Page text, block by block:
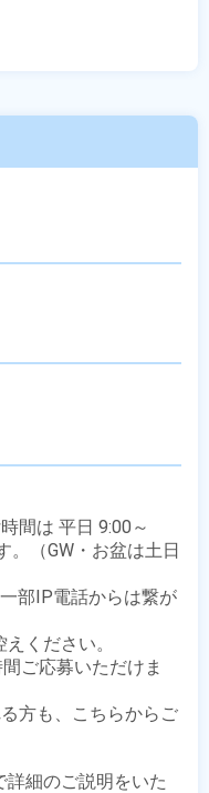
間は 平日 9:00～
。（GW・お盆は土日
部IP電話からは繋が
ください。
ご応募いただけま
方も、こちらからご
詳細のご説明をいた